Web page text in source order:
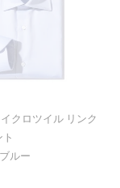
クロツイル リンク
ルー